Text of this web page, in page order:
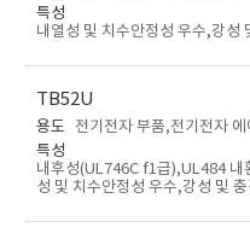
특성
내열성 및 치수안정성 우수,강성
TB52U
용도
전기전자 부품,전기전자
특성
내후성(UL746C f1급),UL484 내
성 및 치수안정성 우수,강성 및